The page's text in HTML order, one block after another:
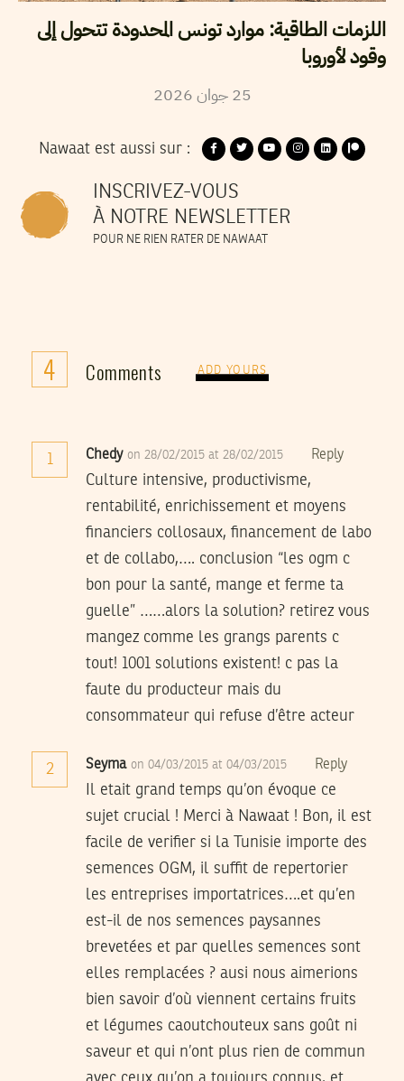
اللزمات الطاقية: موارد تونس المحدودة تتحول إلى
وقود لأوروبا
25 جوان2026
Nawaat est aussi sur :
INSCRIVEZ-VOUS
À NOTRE NEWSLETTER
POUR NE RIEN RATER DE NAWAAT
4 Comments ADD YOURS
1 Chedy on 28/02/2015 at 28/02/2015 Reply
Culture intensive, productivisme,
rentabilité, enrichissement et moyens
financiers collosaux, financement de labo
et de collabo,…. conclusion “les ogm c
bon pour la santé, mange et ferme ta
guelle” ……alors la solution? retirez vous
mangez comme les grangs parents c
tout! 1001 solutions existent! c pas la
faute du producteur mais du
consommateur qui refuse d’être acteur
2 Seyma on 04/03/2015 at 04/03/2015 Reply
Il etait grand temps qu’on évoque ce
sujet crucial ! Merci à Nawaat ! Bon, il est
facile de verifier si la Tunisie importe des
semences OGM, il suffit de repertorier
les entreprises importatrices….et qu’en
est-il de nos semences paysannes
brevetées et par quelles semences sont
elles remplacées ? ausi nous aimerions
bien savoir d’où viennent certains fruits
et légumes caoutchouteux sans goût ni
saveur et qui n’ont plus rien de commun